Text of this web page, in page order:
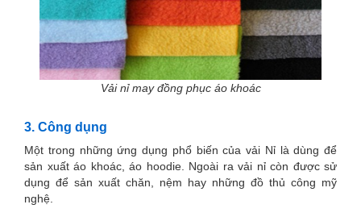
Vải nỉ may đồng phục áo khoác
3. Công dụng
Một trong những ứng dụng phổ biến của vải Nỉ là dùng để
sản xuất áo khoác, áo hoodie. Ngoài ra vải nỉ còn được sử
dụng để sản xuất chăn, nệm hay những đồ thủ công mỹ
nghệ.